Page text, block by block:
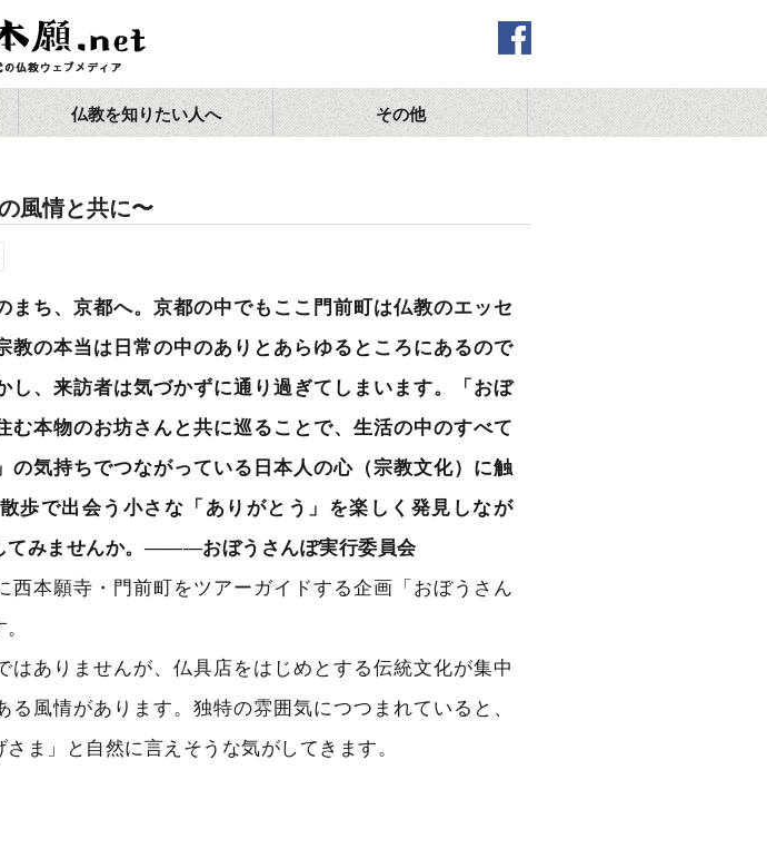
仏教を知りたい人へ その他
風情と共に〜
ち、京都へ。京都の中でもここ門前町は仏教のエッセ
教の本当は日常の中のありとあらゆるところにあるので
し、来訪者は気づかずに通り過ぎてしまいます。「おぼ
む本物のお坊さんと共に巡ることで、生活の中のすべて
の気持ちでつながっている日本人の心（宗教文化）に触
歩で出会う小さな「ありがとう」を楽しく発見しなが
てみませんか。———おぼうさんぽ実行委員会
西本願寺・門前町をツアーガイドする企画「おぼうさん
はありませんが、仏具店をはじめとする伝統文化が集中
る風情があります。独特の雰囲気につつまれていると、
さま」と自然に言えそうな気がしてきます。